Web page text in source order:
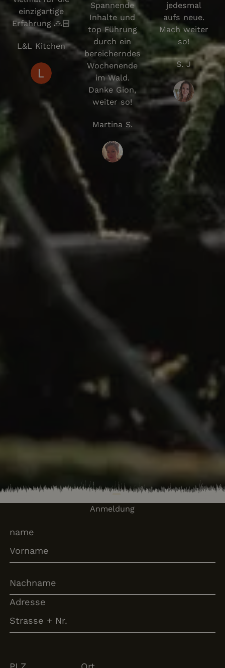
einzigartige
Erfahrung 🙏🏻
L&L Kitchen
Spannende
Inhalte und
top Führung
durch ein
bereicherndes
Wochenende
im Wald.
Danke Gion,
weiter so!
Martina S.
jedesmal
aufs neue.
Mach weiter
so!
S. J
Previous Next
Anmeldung
name
Adresse